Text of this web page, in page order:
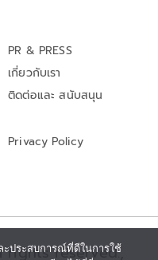
PR & PRESS
เกี่ยวกับเรา
ติดต่อและ สนับสนุน
Privacy Policy
rights reserved.,
ประสบการณ์ที่ดีในการใช้